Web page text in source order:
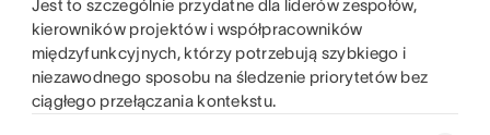
Jest to szczególnie przydatne dla liderów zespołów,
kierowników projektów i współpracowników
międzyfunkcyjnych, którzy potrzebują szybkiego i
niezawodnego sposobu na śledzenie priorytetów bez
ciągłego przełączania kontekstu.